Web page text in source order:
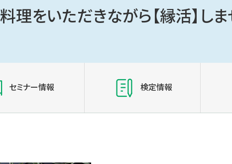
理をいただきながら【縁活】しま
セミナー情報 検定情報